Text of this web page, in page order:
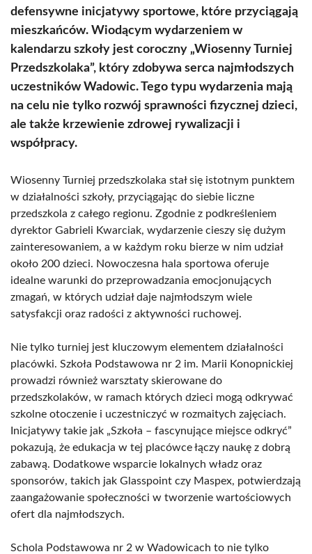
defensywne inicjatywy sportowe, które przyciągają
mieszkańców. Wiodącym wydarzeniem w
kalendarzu szkoły jest coroczny „Wiosenny Turniej
Przedszkolaka”, który zdobywa serca najmłodszych
uczestników Wadowic. Tego typu wydarzenia mają
na celu nie tylko rozwój sprawności fizycznej dzieci,
ale także krzewienie zdrowej rywalizacji i
współpracy.
Wiosenny Turniej przedszkolaka stał się istotnym punktem
w działalności szkoły, przyciągając do siebie liczne
przedszkola z całego regionu. Zgodnie z podkreśleniem
dyrektor Gabrieli Kwarciak, wydarzenie cieszy się dużym
zainteresowaniem, a w każdym roku bierze w nim udział
około 200 dzieci. Nowoczesna hala sportowa oferuje
idealne warunki do przeprowadzania emocjonujących
zmagań, w których udział daje najmłodszym wiele
satysfakcji oraz radości z aktywności ruchowej.
Nie tylko turniej jest kluczowym elementem działalności
placówki. Szkoła Podstawowa nr 2 im. Marii Konopnickiej
prowadzi również warsztaty skierowane do
przedszkolaków, w ramach których dzieci mogą odkrywać
szkolne otoczenie i uczestniczyć w rozmaitych zajęciach.
Inicjatywy takie jak „Szkoła – fascynujące miejsce odkryć”
pokazują, że edukacja w tej placówce łączy naukę z dobrą
zabawą. Dodatkowe wsparcie lokalnych władz oraz
sponsorów, takich jak Glasspoint czy Maspex, potwierdzają
zaangażowanie społeczności w tworzenie wartościowych
ofert dla najmłodszych.
Schola Podstawowa nr 2 w Wadowicach to nie tylko